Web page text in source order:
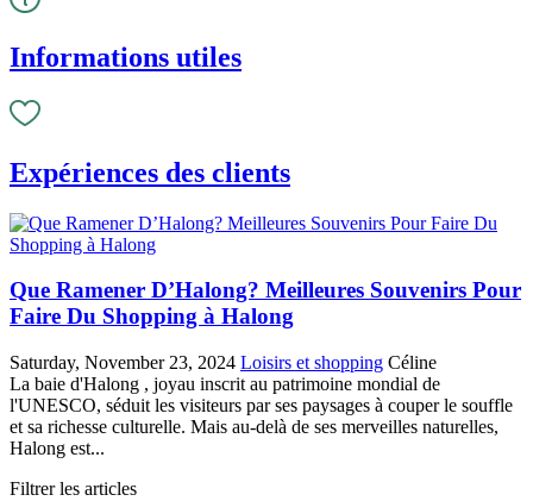
Informations utiles
Expériences des clients
Que Ramener D’Halong? Meilleures Souvenirs Pour
Faire Du Shopping à Halong
Saturday, November 23, 2024 Loisirs et shopping Céline
La baie d'Halong , joyau inscrit au patrimoine mondial de
l'UNESCO, séduit les visiteurs par ses paysages à couper le souffle
et sa richesse culturelle. Mais au-delà de ses merveilles naturelles,
Halong est...
Filtrer les articles